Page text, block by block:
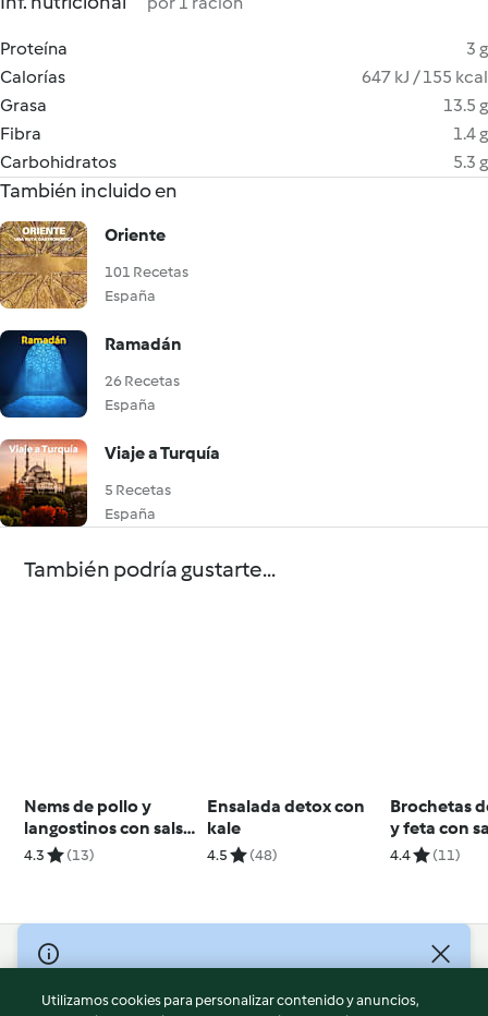
Proteína
3 g
Calorías
647 kJ / 155 kcal
Grasa
13.5 g
Fibra
1.4 g
Carbohidratos
5.3 g
También incluido en
Oriente
101 Recetas
España
Ramadán
26 Recetas
España
Viaje a Turquía
5 Recetas
España
También podría gustarte...
Nems de pollo y
langostinos con salsa
dulce de chiles y
4.3 (13)
Ensalada detox con
kale
4.5 (48)
Brochetas
y feta con
tzatziki
4.4 (11)
© Copyright 2026
Términos de uso
Utilizamos cookies para personalizar contenido y anuncios,